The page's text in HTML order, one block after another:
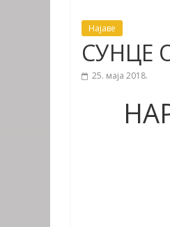
Најаве
СУНЦЕ
25. маја 2018.